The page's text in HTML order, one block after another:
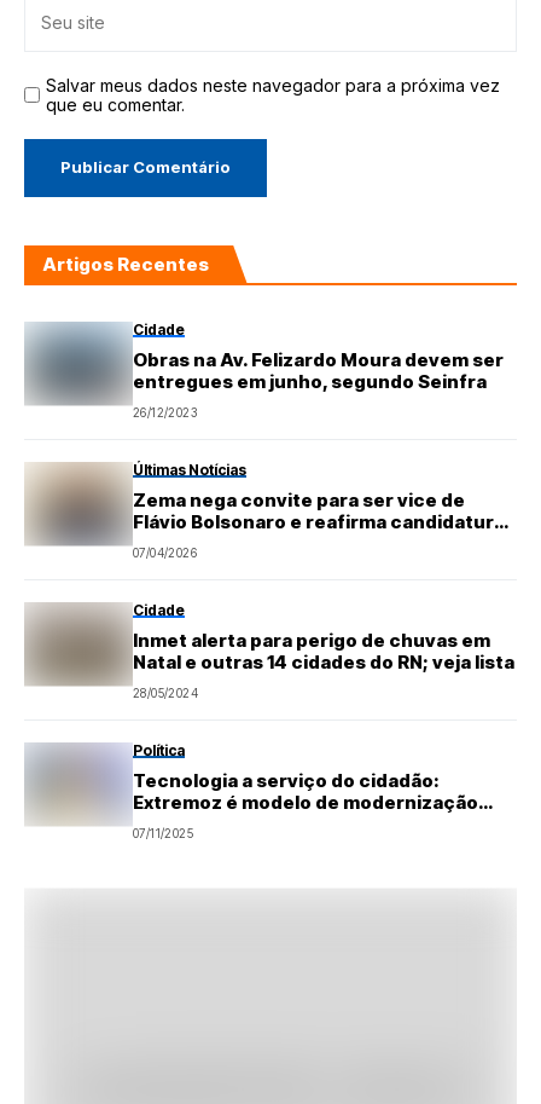
Salvar meus dados neste navegador para a próxima vez
que eu comentar.
Artigos Recentes
Cidade
Obras na Av. Felizardo Moura devem ser
entregues em junho, segundo Seinfra
26/12/2023
Últimas Notícias
Zema nega convite para ser vice de
Flávio Bolsonaro e reafirma candidatura
própria
07/04/2026
Cidade
Inmet alerta para perigo de chuvas em
Natal e outras 14 cidades do RN; veja lista
28/05/2024
Política
Tecnologia a serviço do cidadão:
Extremoz é modelo de modernização
pública
07/11/2025